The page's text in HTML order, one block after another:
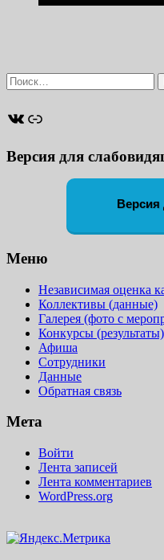
Найти:
ВКонтакте
Ссылка
Версия для
Меню
Независимая оценка
Коллективы (данные)
Галерея (фото с
Конкурсы (результаты)
Афиша
Сотрудники
Данные
Обратная связь
Мета
Войти
Лента записей
Лента комментариев
WordPress.org